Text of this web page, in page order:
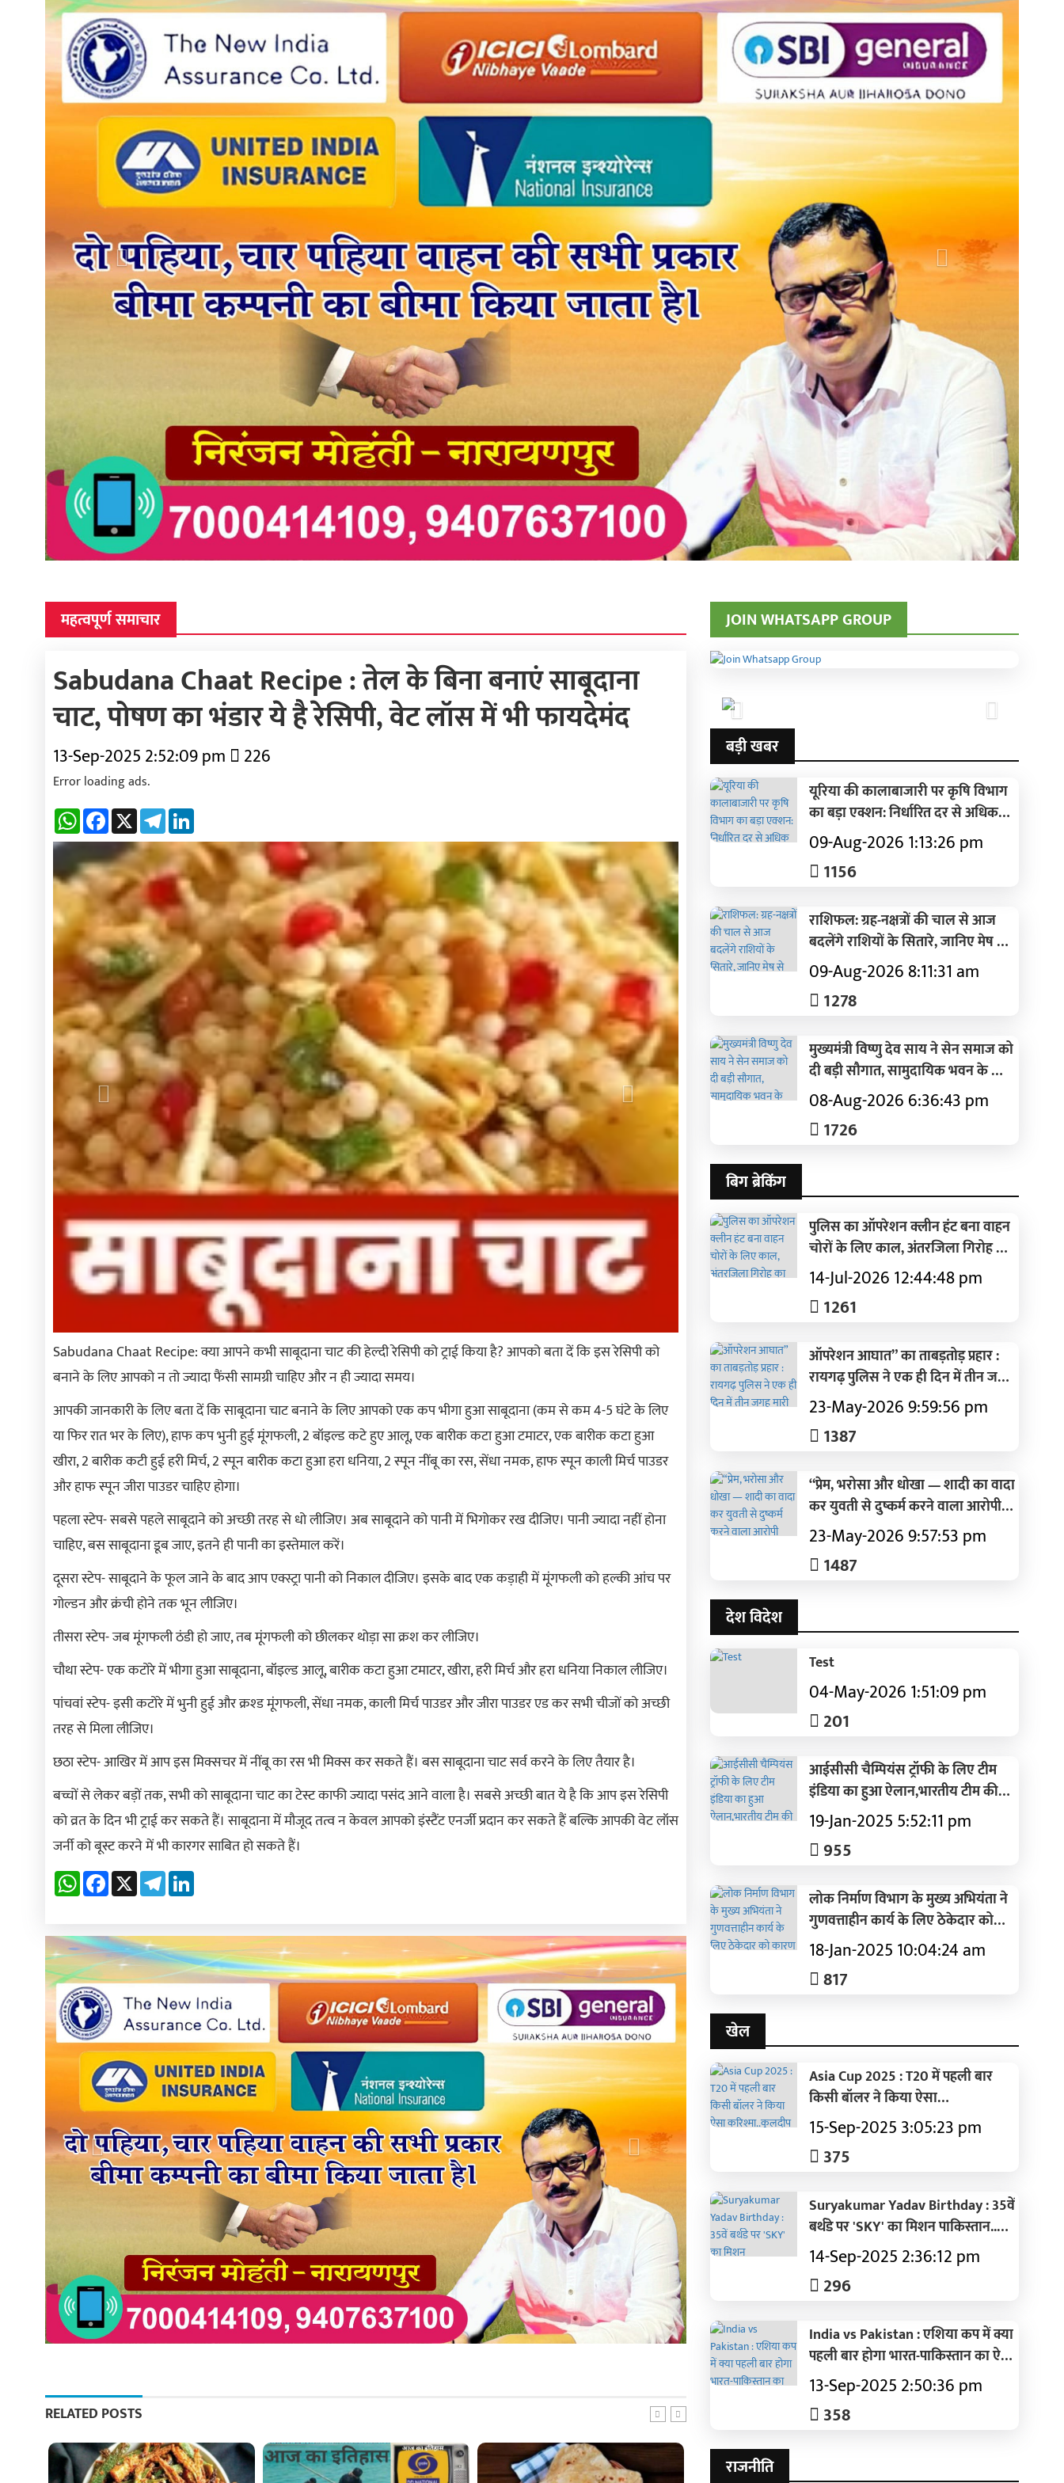
महत्वपूर्ण समाचार
Sabudana Chaat Recipe : तेल के बिना बनाएं साबूदाना
चाट, पोषण का भंडार ये है रेसिपी, वेट लॉस में भी फायदेमंद
13-Sep-2025 2:52:09 pm 226
Error loading ads.
WhatsAppFacebook
X Telegram
Previous Next
Sabudana Chaat Recipe: क्या आपने कभी साबूदाना चाट की हेल्दी रेसिपी को ट्राई किया है? आपको बता दें कि इस रेसिपी को
बनाने के लिए आपको न तो ज्यादा फैंसी सामग्री चाहिए और न ही ज्यादा समय।
आपकी जानकारी के लिए बता दें कि साबूदाना चाट बनाने के लिए आपको एक कप भीगा हुआ साबूदाना (कम से कम 4-5 घंटे के लिए
या फिर रात भर के लिए), हाफ कप भुनी हुई मूंगफली, 2 बॉइल्ड कटे हुए आलू, एक बारीक कटा हुआ टमाटर, एक बारीक कटा हुआ
खीरा, 2 बारीक कटी हुई हरी मिर्च, 2 स्पून बारीक कटा हुआ हरा धनिया, 2 स्पून नींबू का रस, सेंधा नमक, हाफ स्पून काली मिर्च पाउडर
और हाफ स्पून जीरा पाउडर चाहिए होगा।
पहला स्टेप- सबसे पहले साबूदाने को अच्छी तरह से धो लीजिए। अब साबूदाने को पानी में भिगोकर रख दीजिए। पानी ज्यादा नहीं होना
चाहिए, बस साबूदाना डूब जाए, इतने ही पानी का इस्तेमाल करें।
दूसरा स्टेप- साबूदाने के फूल जाने के बाद आप एक्स्ट्रा पानी को निकाल दीजिए। इसके बाद एक कड़ाही में मूंगफली को हल्की आंच पर
गोल्डन और क्रंची होने तक भून लीजिए।
तीसरा स्टेप- जब मूंगफली ठंडी हो जाए, तब मूंगफली को छीलकर थोड़ा सा क्रश कर लीजिए।
चौथा स्टेप- एक कटोरे में भीगा हुआ साबूदाना, बॉइल्ड आलू, बारीक कटा हुआ टमाटर, खीरा, हरी मिर्च और हरा धनिया निकाल लीजिए।
पांचवां स्टेप- इसी कटोरे में भुनी हुई और क्रश्ड मूंगफली, सेंधा नमक, काली मिर्च पाउडर और जीरा पाउडर एड कर सभी चीजों को अच्छी
तरह से मिला लीजिए।
छठा स्टेप- आखिर में आप इस मिक्सचर में नींबू का रस भी मिक्स कर सकते हैं। बस साबूदाना चाट सर्व करने के लिए तैयार है।
बच्चों से लेकर बड़ों तक, सभी को साबूदाना चाट का टेस्ट काफी ज्यादा पसंद आने वाला है। सबसे अच्छी बात ये है कि आप इस रेसिपी
को व्रत के दिन भी ट्राई कर सकते हैं। साबूदाना में मौजूद तत्व न केवल आपको इंस्टैंट एनर्जी प्रदान कर सकते हैं बल्कि आपकी वेट लॉस
जर्नी को बूस्ट करने में भी कारगर साबित हो सकते हैं।
WhatsAppFacebook
X Telegram
Previous Next
RELATED POSTS
JOIN WHATSAPP GROUP
Previous
Next
बड़ी खबर
यूरिया की कालाबाजारी पर कृषि विभाग
का बड़ा एक्शन: निर्धारित दर से अधिक
कीमत पर खाद बेचने वाला अन्नपूर्णा खाद
भंडार 7 दिनों के लिए सील
09-Aug-2026 1:13:26 pm
1156
राशिफल: ग्रह-नक्षत्रों की चाल से आज
बदलेंगे राशियों के सितारे, जानिए मेष से
मीन तक किसके लिए रहेगा दिन शुभ और
किसे बरतनी होगी सावधानी
09-Aug-2026 8:11:31 am
1278
मुख्यमंत्री विष्णु देव साय ने सेन समाज को
दी बड़ी सौगात, सामुदायिक भवन के लिए
50 लाख रुपए की घोषणा, नया रायपुर में
संत शिरोमणि सेन महाराज के नाम पर
होगा चौक
08-Aug-2026 6:36:43 pm
1726
बिग ब्रेकिंग
पुलिस का ऑपरेशन क्लीन हंट बना वाहन
चोरों के लिए काल, अंतरजिला गिरोह का
भंडाफोड़, 21 चोरी की बाइक बरामद, 5
शातिर गिरफ्तार
14-Jul-2026 12:44:48 pm
1261
ऑपरेशन आघात” का ताबड़तोड़ प्रहार :
रायगढ़ पुलिस ने एक ही दिन में तीन जगह
मारी रेड, महुआ शराब कारोबारियों में मचा
हड़कंप
23-May-2026 9:59:56 pm
1387
“प्रेम, भरोसा और धोखा — शादी का वादा
कर युवती से दुष्कर्म करने वाला आरोपी
सलाखों के पीछे”
23-May-2026 9:57:53 pm
1487
देश विदेश
Test
04-May-2026 1:51:09 pm
201
आईसीसी चैम्पियंस ट्रॉफी के लिए टीम
इंडिया का हुआ ऐलान,भारतीय टीम की
कमान रोहित शर्मा के हाथों में
19-Jan-2025 5:52:11 pm
955
लोक निर्माण विभाग के मुख्य अभियंता ने
गुणवत्ताहीन कार्य के लिए ठेकेदार को
कारण बताओ नोटिस किया जारी
18-Jan-2025 10:04:24 am
817
खेल
Asia Cup 2025 : T20 में पहली बार
किसी बॉलर ने किया ऐसा
करिश्मा..कुलदीप ने रच दिया इतिहास
15-Sep-2025 3:05:23 pm
375
Suryakumar Yadav Birthday : 35वें
बर्थडे पर 'SKY' का मिशन पाकिस्तान..पढ़ें
T20I की टॉप 5 पारियां
14-Sep-2025 2:36:12 pm
296
India vs Pakistan : एशिया कप में क्या
पहली बार होगा भारत-पाकिस्तान का ऐसा
मैच, बदलेगा इतिहास?
13-Sep-2025 2:50:36 pm
358
राजनीति